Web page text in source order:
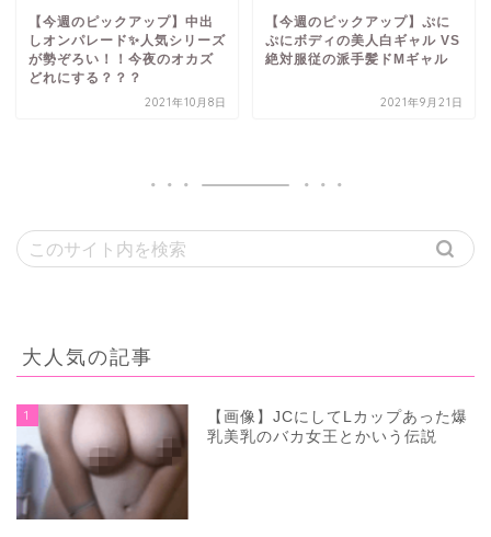
【今週のピックアップ】中出
しオンパレード✨人気シリーズ
が勢ぞろい！！今夜のオカズ
どれにする？？？
2021年10月8日
【今週のピックアップ】ぷに
ぷにボディの美人白ギャル VS
絶対服従の派手髪ドМギャル
2021年9月21日
大人気の記事
1
【画像】JCにしてLカップあった爆
乳美乳のバカ女王とかいう伝説